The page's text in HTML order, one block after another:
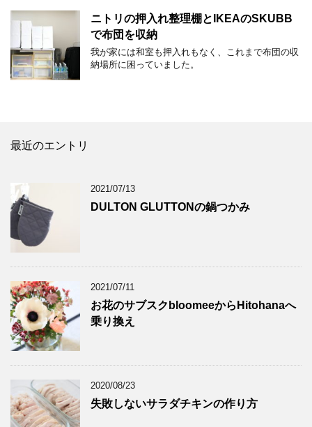
ニトリの押入れ整理棚とIKEAのSKUBB
で布団を収納
我が家には和室も押入れもなく、これまで布団の収
納場所に困っていました。
最近のエントリ
2021/07/13
DULTON GLUTTONの鍋つかみ
2021/07/11
お花のサブスクbloomeeからHitohanaへ
乗り換え
2020/08/23
失敗しないサラダチキンの作り方